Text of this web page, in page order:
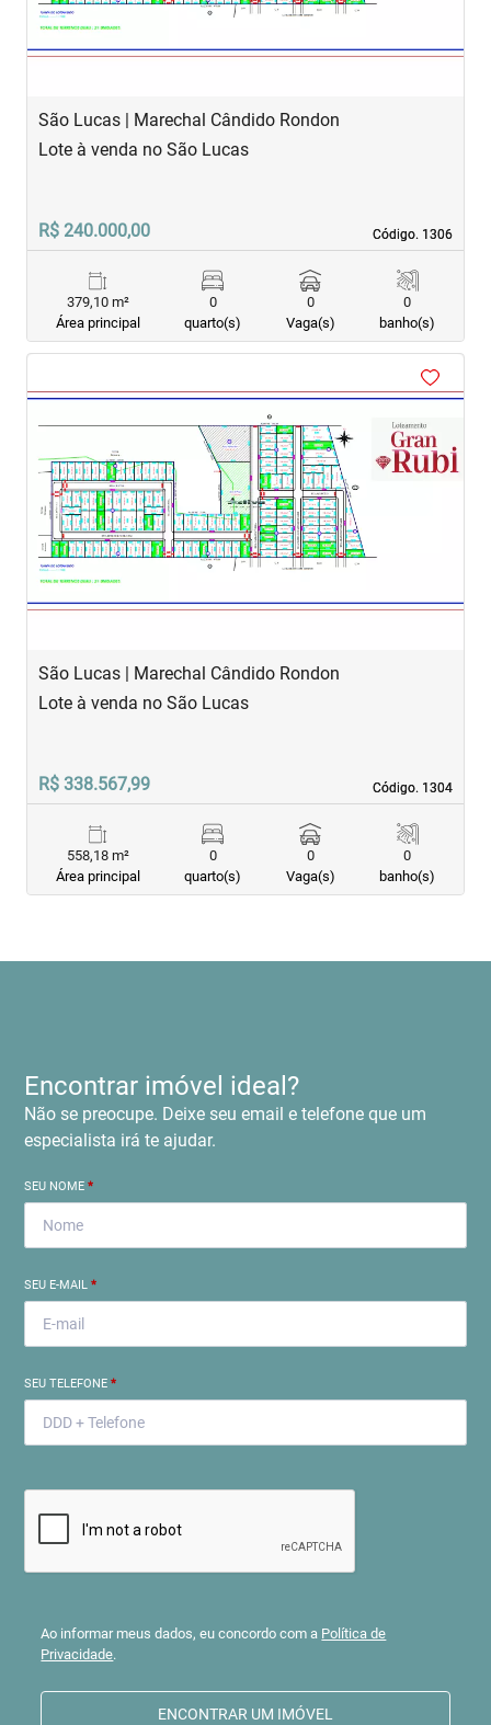
São Lucas | Marechal Cândido Rondon
Código. 1306
Código. 1306
Lote à venda no São Lucas
R$ 240.000,00
379,10 m²
Área principal
0
quarto(s)
0
Vaga(s)
0
banho(s)
‹Previous
São Lucas | Marechal Cândido Rondon
Código. 1304
Código. 1304
Lote à venda no São Lucas
R$ 338.567,99
558,18 m²
Área principal
0
quarto(s)
0
Vaga(s)
0
banho(s)
Encontrar imóvel ideal?
Não se preocupe. Deixe seu email e telefone que um
especialista irá te ajudar.
SEU NOME*
SEU E-MAIL*
SEU TELEFONE*
Ao informar meus dados, eu concordo com a Política de
Privacidade.
ENCONTRAR UM IMÓVEL